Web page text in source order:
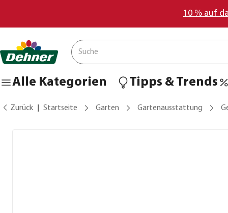
10 % auf
Alle Kategorien Tipps & Trends
Zurück Startseite Garten Gartenausstattung